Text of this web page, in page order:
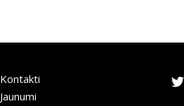
Kontakti
Jaunumi